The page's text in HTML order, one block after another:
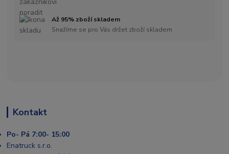
Až 95% zboží skladem
Snažíme se pro Vás držet zboží skladem
Kontakt
Po- Pá 7:00- 15:00
Enatruck s.r.o.